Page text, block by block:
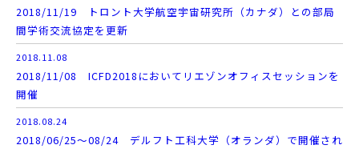
2018/11/19 トロント大学航空宇宙研究所（カナダ）との部局
間学術交流協定を更新
2018.11.08
2018/11/08 ICFD2018においてリエゾンオフィスセッションを
開催
2018.08.24
2018/06/25～08/24 デルフト工科大学（オランダ）で開催され